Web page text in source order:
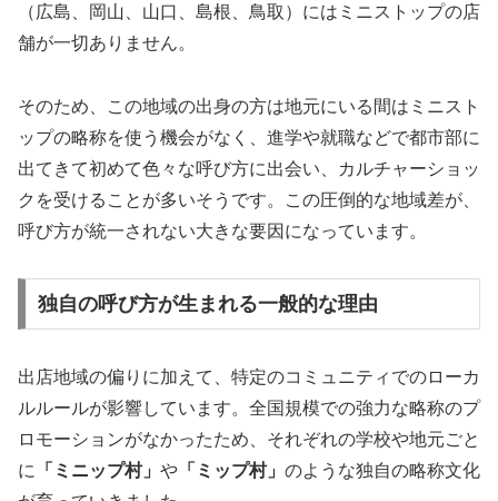
（広島、岡山、山口、島根、鳥取）にはミニストップの店
舗が一切ありません。
そのため、この地域の出身の方は地元にいる間はミニスト
ップの略称を使う機会がなく、進学や就職などで都市部に
出てきて初めて色々な呼び方に出会い、カルチャーショッ
クを受けることが多いそうです。この圧倒的な地域差が、
呼び方が統一されない大きな要因になっています。
独自の呼び方が生まれる一般的な理由
出店地域の偏りに加えて、特定のコミュニティでのローカ
ルルールが影響しています。全国規模での強力な略称のプ
ロモーションがなかったため、それぞれの学校や地元ごと
に
「ミニップ村」 や 「ミップ村」 のような独自の略称文化